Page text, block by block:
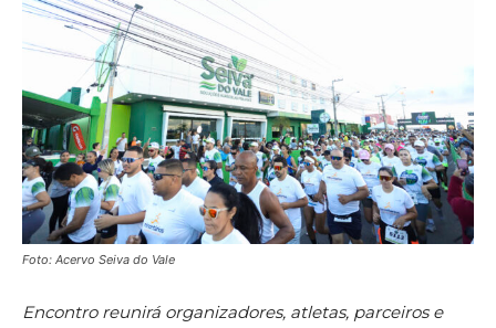
Foto: Acervo Seiva do Vale
Encontro reunirá organizadores, atletas, parceiros e